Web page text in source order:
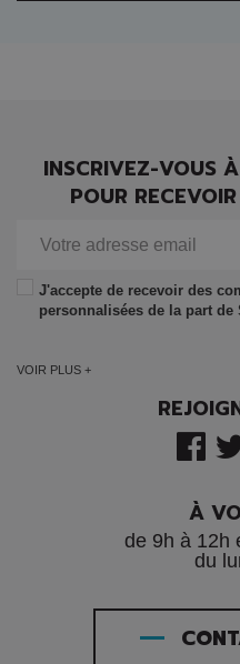
INSCRIVEZ-VOUS
POUR
J'accepte de recevoir des
personnalisées de la part de
VOIR PLUS +
À
de 9h à 12h
du